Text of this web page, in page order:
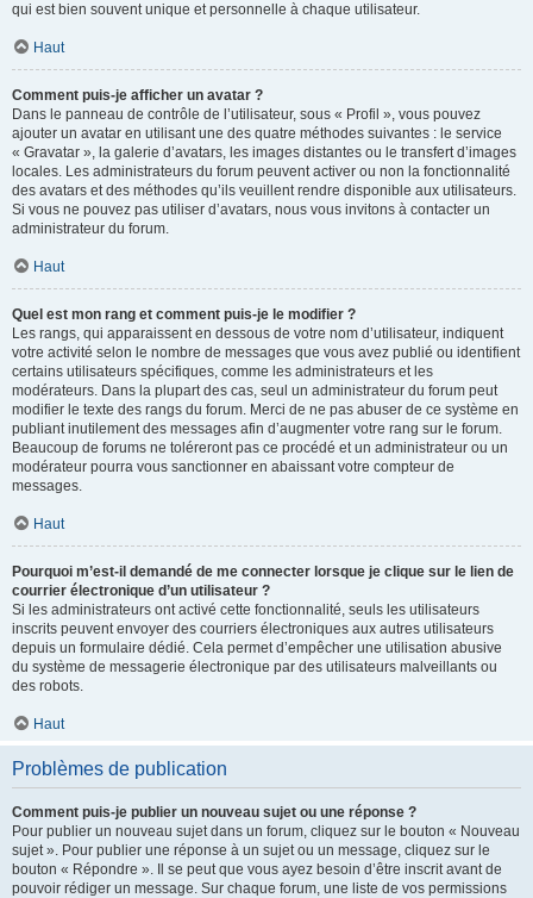
qui est bien souvent unique et personnelle à chaque utilisateur.
Haut
Comment puis-je afficher un avatar ?
Dans le panneau de contrôle de l’utilisateur, sous « Profil », vous pouvez
ajouter un avatar en utilisant une des quatre méthodes suivantes : le service
« Gravatar », la galerie d’avatars, les images distantes ou le transfert d’images
locales. Les administrateurs du forum peuvent activer ou non la fonctionnalité
des avatars et des méthodes qu’ils veuillent rendre disponible aux utilisateurs.
Si vous ne pouvez pas utiliser d’avatars, nous vous invitons à contacter un
administrateur du forum.
Haut
Quel est mon rang et comment puis-je le modifier ?
Les rangs, qui apparaissent en dessous de votre nom d’utilisateur, indiquent
votre activité selon le nombre de messages que vous avez publié ou identifient
certains utilisateurs spécifiques, comme les administrateurs et les
modérateurs. Dans la plupart des cas, seul un administrateur du forum peut
modifier le texte des rangs du forum. Merci de ne pas abuser de ce système en
publiant inutilement des messages afin d’augmenter votre rang sur le forum.
Beaucoup de forums ne toléreront pas ce procédé et un administrateur ou un
modérateur pourra vous sanctionner en abaissant votre compteur de
messages.
Haut
Pourquoi m’est-il demandé de me connecter lorsque je clique sur le lien de
courrier électronique d’un utilisateur ?
Si les administrateurs ont activé cette fonctionnalité, seuls les utilisateurs
inscrits peuvent envoyer des courriers électroniques aux autres utilisateurs
depuis un formulaire dédié. Cela permet d’empêcher une utilisation abusive
du système de messagerie électronique par des utilisateurs malveillants ou
des robots.
Haut
Problèmes de publication
Comment puis-je publier un nouveau sujet ou une réponse ?
Pour publier un nouveau sujet dans un forum, cliquez sur le bouton « Nouveau
sujet ». Pour publier une réponse à un sujet ou un message, cliquez sur le
bouton « Répondre ». Il se peut que vous ayez besoin d’être inscrit avant de
pouvoir rédiger un message. Sur chaque forum, une liste de vos permissions